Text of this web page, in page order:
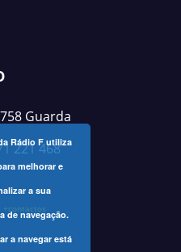
Guarda
221 468
+contactos
Rádio F utiliza
melhorar e
a sua
de navegação.
a navegar está